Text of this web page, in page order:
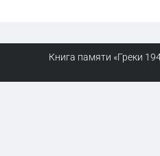
Книга памяти «Греки